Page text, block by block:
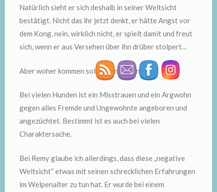
Natürlich sieht er sich deshalb in seiner Weltsicht
bestätigt. Nicht das ihr jetzt denkt, er hätte Angst vor
dem Kong, nein, wirklich nicht, er spielt damit und freut
sich, wenn er aus Versehen über ihn drüber stolpert…
Aber woher kommen solche Einstellungen?
Bei vielen Hunden ist ein Misstrauen und ein Argwohn
gegen alles Fremde und Ungewohnte angeboren und
angezüchtet. Bestimmt ist es auch bei vielen
Charaktersache.
Bei Remy glaube ich allerdings, dass diese „negative
Weltsicht“ etwas mit seinen schrecklichen Erfahrungen
im Welpenalter zu tun hat. Er wurde bei einem